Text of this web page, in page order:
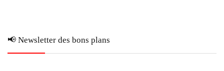
📢 Newsletter des bons plans